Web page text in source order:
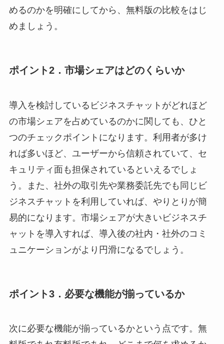
めるのかを明確にしてから、無料版の比較をはじ
めましょう。
ポイント2．市場シェアはどのくらいか
導入を検討しているビジネスチャットがどれほど
の市場シェアを占めているのかに関しても、ひと
つのチェックポイントになります。利用者が多け
れば多いほど、ユーザーから信頼されていて、セ
キュリティ面も担保されているといえるでしょ
う。また、社外の取引先や業務委託先でも同じビ
ジネスチャットを利用していれば、やりとりが簡
易的になります。市場シェアが大きいビジネスチ
ャットを導入すれば、導入後の社内・社外のコミ
ュニケーションがより円滑になるでしょう。
ポイント3．必要な機能が揃っているか
次に必要な機能が揃っているかという点です。無